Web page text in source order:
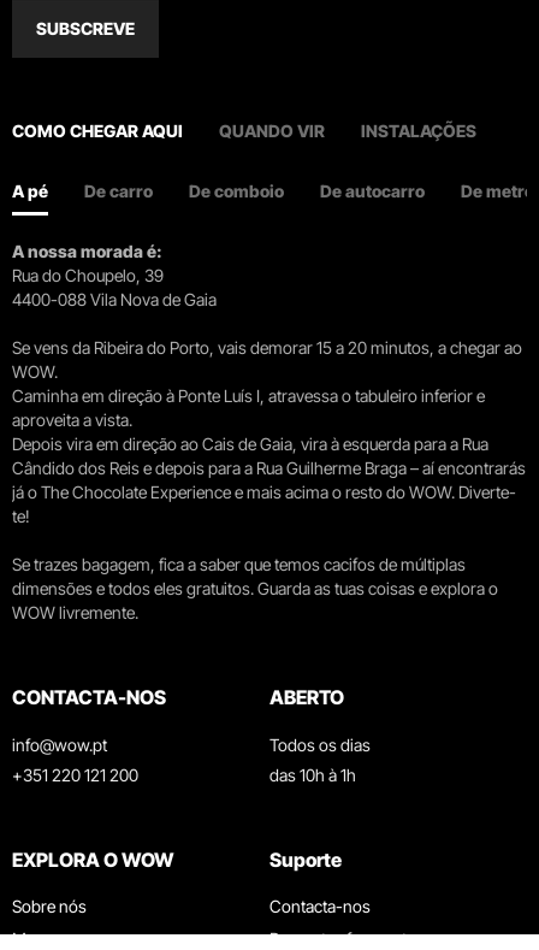
SUBSCREVE
COMO CHEGAR AQUI QUANDO VIR INSTALAÇÕES
A pé De carro De comboio De autocarro De metro
A nossa morada é:
Rua do Choupelo, 39
4400-088 Vila Nova de Gaia
Se vens da Ribeira do Porto, vais demorar 15 a 20 minutos, a chegar ao
WOW.
Caminha em direção à Ponte Luís I, atravessa o tabuleiro inferior e
aproveita a vista.
Depois vira em direção ao Cais de Gaia, vira à esquerda para a Rua
Cândido dos Reis e depois para a Rua Guilherme Braga – aí encontrarás
já o The Chocolate Experience e mais acima o resto do WOW. Diverte-
te!
Se trazes bagagem, fica a saber que temos cacifos de múltiplas
dimensões e todos eles gratuitos. Guarda as tuas coisas e explora o
WOW livremente.
CONTACTA-NOS
info@wow.pt
+351 220 121 200
ABERTO
Todos os dias
das 10h à 1h
EXPLORA O WOW
Sobre nós
Museus
Suporte
Contacta-nos
Perguntas frequentes